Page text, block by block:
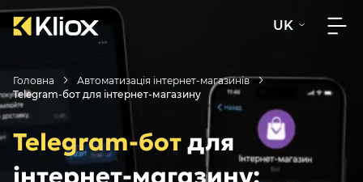
UK
Головна
Автоматизація інтернет-магазинів
Telegram-бот для інтернет-магазину
Telegram-ботдля
інтернет-магазину: